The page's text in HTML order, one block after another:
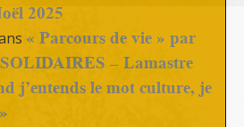
2025
« Parcours de vie » par
– Lamastre
j’entends le mot culture, je